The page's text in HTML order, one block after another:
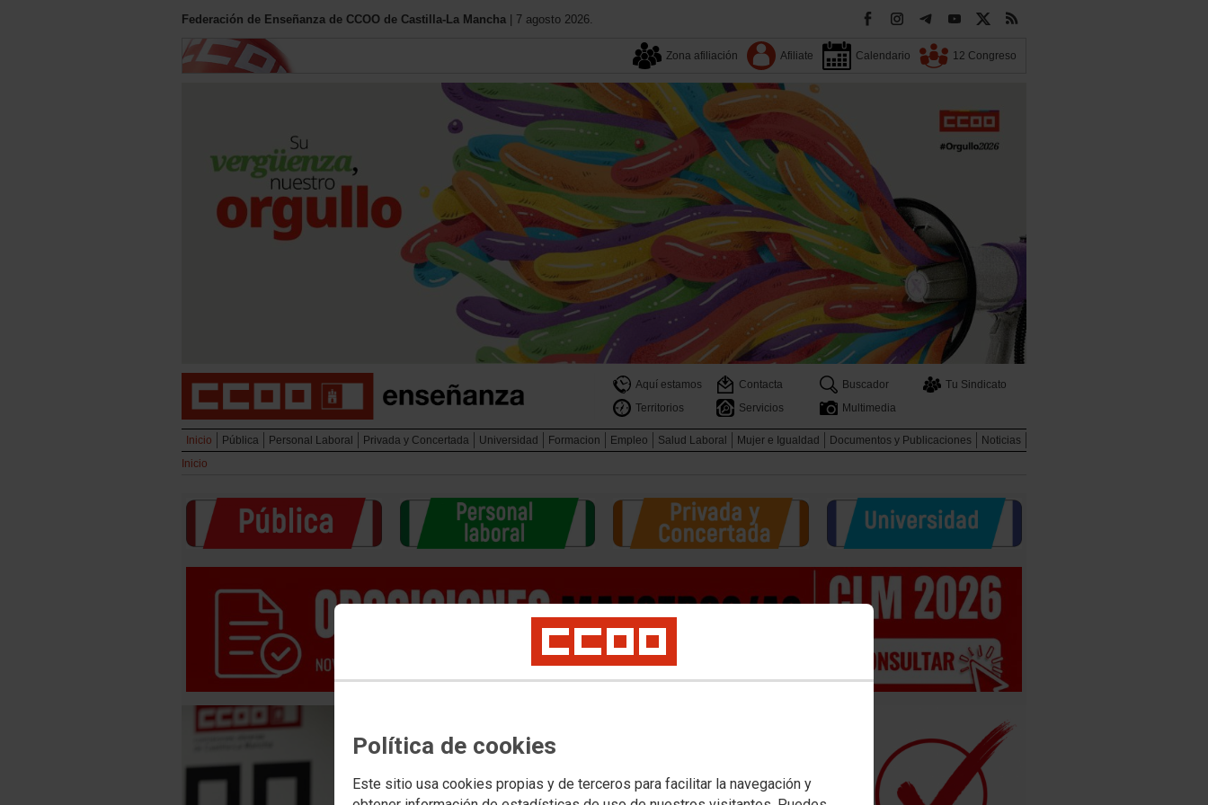
Política de cookies
Este sitio usa cookies propias y de terceros para facilitar la navegación y
Federación de Enseñanza de CCOO de Castilla-La Mancha | 7 agosto 2026.
Zona afiliación Afiliate Calendario 12 Congreso
Aquí estamos Contacta Buscador
Tu Sindicato
Territorios
Servicios Multimedia
Inicio Pública Personal Laboral Privada y Concertada Universidad Formacion Empleo Salud Laboral Mujer e Igualdad Documentos y Publicaciones
Noticias
Inicio